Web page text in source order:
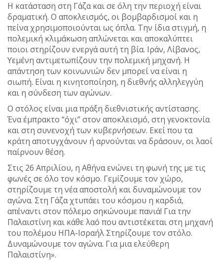
Η κατάσταση στη Γάζα και σε όλη την περιοχή είναι
δραματική. Ο αποκλεισμός, οι βομβαρδισμοί και η
πείνα χρησιμοποιούνται ως όπλα. Την ίδια στιγμή, η
πολεμική κλιμάκωση απλώνεται και αποκαλύπτει
ποιοι στηρίζουν ενεργά αυτή τη βία. Ιράν, Λίβανος,
Υεμένη αντιμετωπίζουν την πολεμική μηχανή. Η
απάντηση των κοινωνιών δεν μπορεί να είναι η
σιωπή. Είναι η κινητοποίηση, η διεθνής αλληλεγγύη
και η σύνδεση των αγώνων.
Ο στόλος είναι μια πράξη διεθνιστικής αντίστασης.
Ένα έμπρακτο “όχι” στον αποκλεισμό, στη γενοκτονία
και στη συνενοχή των κυβερνήσεων. Εκεί που τα
κράτη αποτυγχάνουν ή αρνούνται να δράσουν, οι λαοί
παίρνουν θέση.
Στις 26 Απριλίου, η Αθήνα ενώνει τη φωνή της με τις
φωνές σε όλο τον κόσμο. Γεμίζουμε τον χώρο,
στηρίζουμε τη νέα αποστολή και δυναμώνουμε τον
αγώνα. Στη Γάζα χτυπάει του κόσμου η καρδιά,
απέναντι στον πόλεμο σηκώνουμε πανιά! Για την
Παλαιστίνη και κάθε λαό που αντιστέκεται στη μηχανή
του πολέμου ΗΠΑ-Ισραήλ Στηρίζουμε τον στόλο.
Δυναμώνουμε τον αγώνα. Για μια ελεύθερη
Παλαιστίνη».